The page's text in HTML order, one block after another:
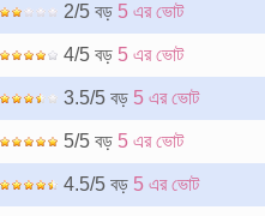
2/5 বড় 5 এর ভোট
4/5 বড় 5 এর ভোট
3.5/5 বড় 5 এর ভোট
5/5 বড় 5 এর ভোট
4.5/5 বড় 5 এর ভোট